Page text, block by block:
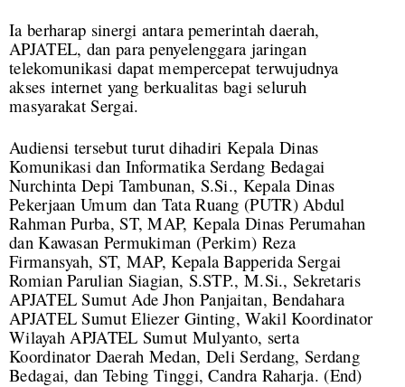
Ia berharap sinergi antara pemerintah daerah,
APJATEL, dan para penyelenggara jaringan
telekomunikasi dapat mempercepat terwujudnya
akses internet yang berkualitas bagi seluruh
masyarakat Sergai.
Audiensi tersebut turut dihadiri Kepala Dinas
Komunikasi dan Informatika Serdang Bedagai
Nurchinta Depi Tambunan, S.Si., Kepala Dinas
Pekerjaan Umum dan Tata Ruang (PUTR) Abdul
Rahman Purba, ST, MAP, Kepala Dinas Perumahan
dan Kawasan Permukiman (Perkim) Reza
Firmansyah, ST, MAP, Kepala Bapperida Sergai
Romian Parulian Siagian, S.STP., M.Si., Sekretaris
APJATEL Sumut Ade Jhon Panjaitan, Bendahara
APJATEL Sumut Eliezer Ginting, Wakil Koordinator
Wilayah APJATEL Sumut Mulyanto, serta
Koordinator Daerah Medan, Deli Serdang, Serdang
Bedagai, dan Tebing Tinggi, Candra Raharja. (End)